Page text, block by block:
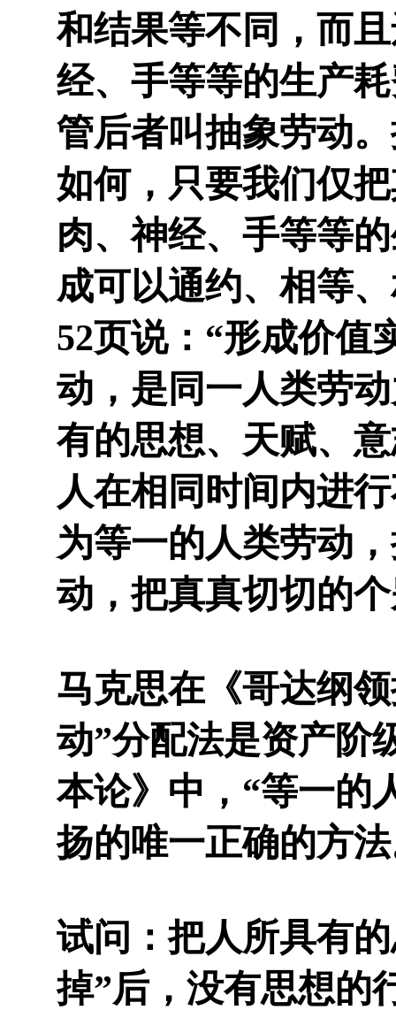
和结果等不同，而
经、手等等的生产
管后者叫抽象劳动
如何，只要我们仅
肉、神经、手等等
成可以通约、相等
52页说：“形成价值
动，是同一人类劳
有的思想、天赋、
人在相同时间内进
为等一的人类劳动
动，把真真切切的
马克思在《哥达纲
动”分配法是资产阶
本论》中，“等一的
扬的唯一正确的方
试问：把人所具有
掉”后，没有思想的